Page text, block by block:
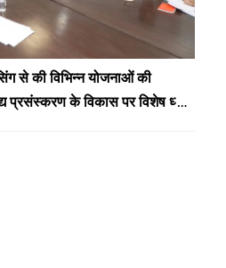
से की विभिन्न योजनाओं की
प्रसंस्करण के विकास पर विशेष ध्यान